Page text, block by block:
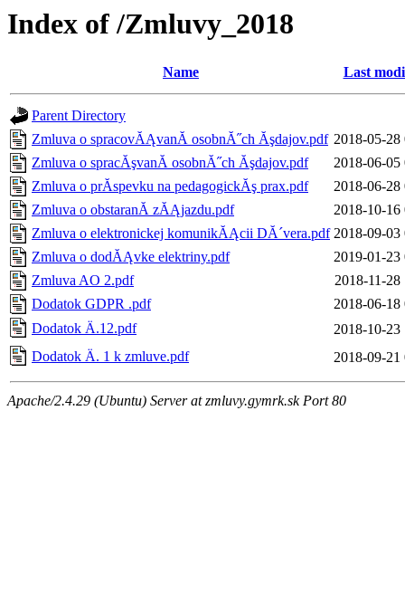
Index of /Zmluvy_2018
Name Last
Parent Directory
Zmluva o spracovĂĄvanĂ­ osobnĂ˝ch Ăşdajov.pdf 2018-05-28
Zmluva o spracĂşvanĂ­ osobnĂ˝ch Ăşdajov.pdf
2018-06-05
Zmluva o prĂ­spevku na pedagogickĂş prax.pdf
2018-06-28
Zmluva o obstaranĂ­ zĂĄjazdu.pdf
2018-10-16
Zmluva o elektronickej komunikĂĄcii DĂ´vera.pdf 2018-09-03
Zmluva o dodĂĄvke elektriny.pdf
2019-01-23
Zmluva AO 2.pdf
2018-11-28
Dodatok GDPR .pdf
2018-06-18
Dodatok Ä.12.pdf
2018-10-23
Dodatok Ä. 1 k zmluve.pdf
2018-09-21
Apache/2.4.29 (Ubuntu) Server at zmluvy.gymrk.sk Port 80